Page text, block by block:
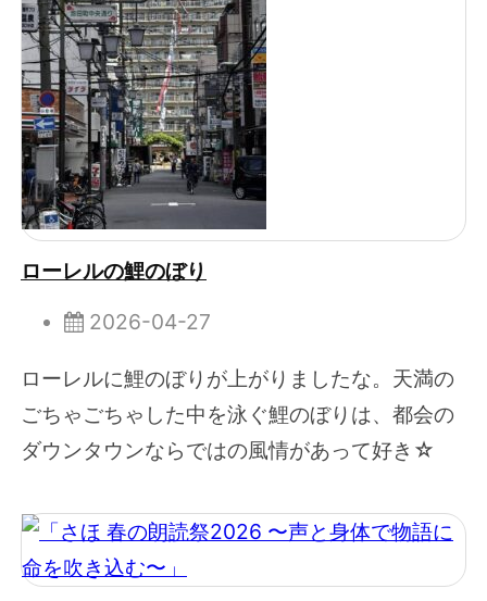
ローレルの鯉のぼり
2026-04-27
ローレルに鯉のぼりが上がりましたな。天満の
ごちゃごちゃした中を泳ぐ鯉のぼりは、都会の
ダウンタウンならではの風情があって好き☆